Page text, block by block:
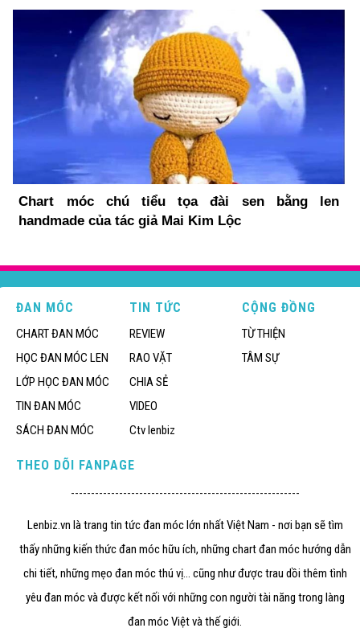
Chart móc chú tiểu tọa đài sen bằng len
handmade của tác giả Mai Kim Lộc
ĐAN MÓC
CHART ĐAN MÓC
HỌC ĐAN MÓC LEN
LỚP HỌC ĐAN MÓC
TIN ĐAN MÓC
SÁCH ĐAN MÓC
TIN TỨC
REVIEW
RAO VẶT
CHIA SẺ
VIDEO
Ctv lenbiz
CỘNG ĐỒNG
TỪ THIỆN
TÂM SỰ
THEO DÕI FANPAGE
---------------------------------------------------------
Lenbiz.vn là trang tin tức đan móc lớn nhất Việt Nam - nơi bạn sẽ tìm
thấy những kiến thức đan móc hữu ích, những chart đan móc hướng dẫn
chi tiết, những mẹo đan móc thú vị... cũng như được trau dồi thêm tình
yêu đan móc và được kết nối với những con người tài năng trong làng
đan móc Việt và thế giới.